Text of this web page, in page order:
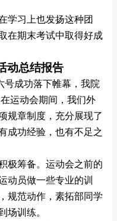
学习上也发扬这种团
在期末考试中取得好成
动总结报告
号成功落下帷幕，我院
运动会期间，我们外
规章制度，充分展现了
成功经验，也有不足之
极筹备。运动会之前的
动员做一些专业的训
规范动作，素拓部同学
场训练。